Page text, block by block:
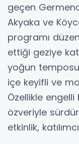
geçen
Akyaka ve
programı
ettiği geziye
yoğun
içe keyifli ve
Özellikle engelli
özveriyle
etkinlik,